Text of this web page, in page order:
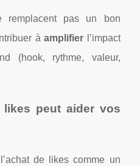
remplacent pas un bon
àamplifier l’impact
(hook, rythme, valeur,
likes peut aider vos
de likes comme un